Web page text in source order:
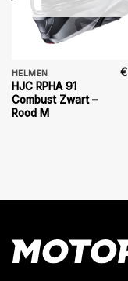
HELMEN
HJC RPHA 91
Combust Zwart –
Rood M
€